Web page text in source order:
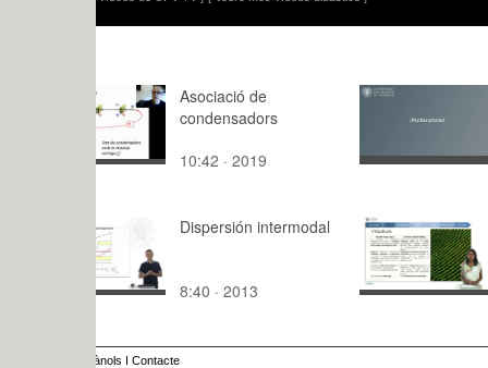
Asociació de
condensadors
10:42 · 2019
errores en
5:51 · 2021
Dispersión intermodal
8:40 · 2013
La
commune
benitatxell
1:19 · 2015